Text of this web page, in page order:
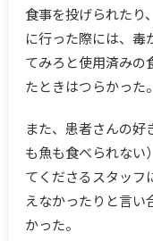
食事を投げられたり
に行った際には、毒
てみろと使用済みの
たときはつらかった。
また、患者さんの
も魚も食べられない
てくださるスタッフ
えなかったりと言い
かった。